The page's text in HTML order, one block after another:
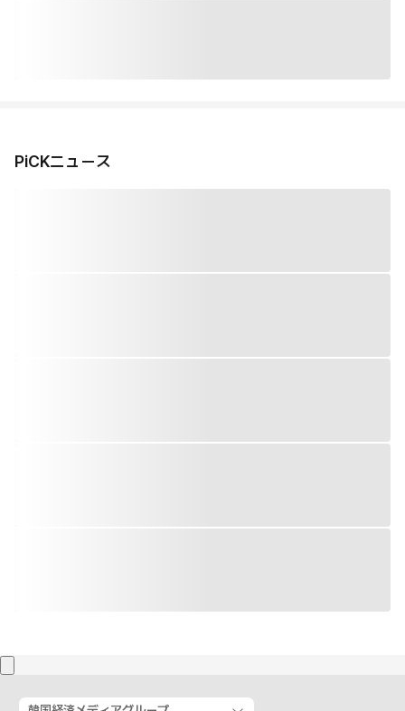
PiCKニュース